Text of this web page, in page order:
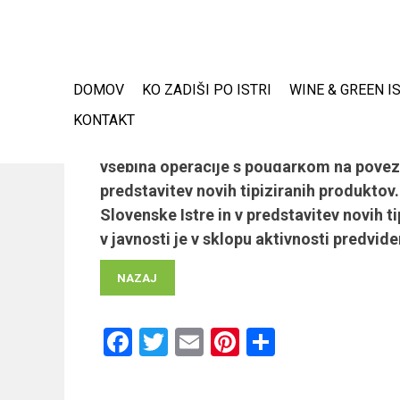
DOMOV KO ZADIŠI PO ISTRI WINE & GREEN
KONTAKT
Aktivnost št.5: Izvedba
vsebina operacije s poudarkom na
predstavitev novih tipiziranih
Slovenske Istre in v predstavitev novih
v javnosti je v sklopu aktivnosti
NAZAJ
Facebook
Twitter
EmailPinterest